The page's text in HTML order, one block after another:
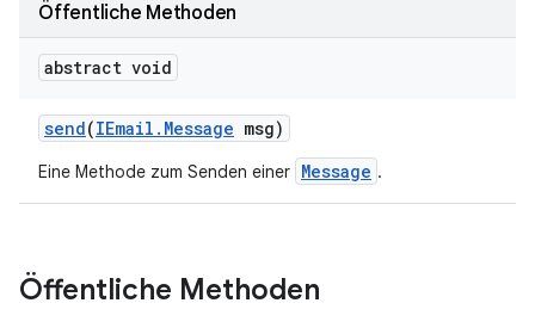
Öffentliche Methoden
abstract void
send(IEmail . Message msg)
Eine Methode zum Senden einer Message .
Öffentliche Methoden